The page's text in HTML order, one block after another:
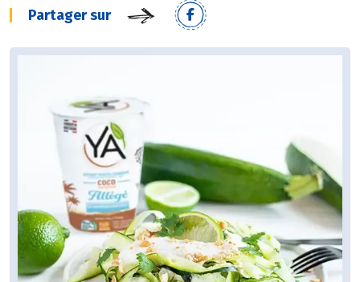
Partager sur